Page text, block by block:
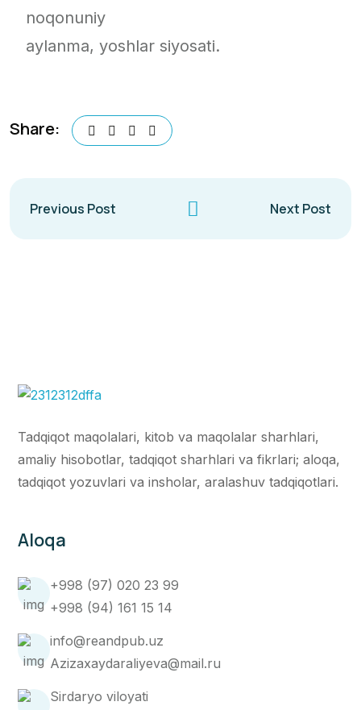
noqonuniy
aylanma, yoshlar siyosati.
Share:
Previous Post Next Post
Tadqiqot maqolalari, kitob va maqolalar sharhlari,
amaliy hisobotlar, tadqiqot sharhlari va fikrlari; aloqa,
tadqiqot yozuvlari va insholar, aralashuv tadqiqotlari.
Aloqa
+998 (97) 020 23 99
+998 (94) 161 15 14
info@reandpub.uz
Azizaxaydaraliyeva@mail.ru
Sirdaryo viloyati